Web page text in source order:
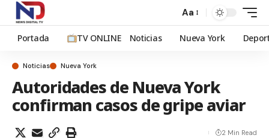
Aa
Portada TV ONLINE Noticias Nueva York
Noticias Nueva York
Autoridades de Nueva York
confirman casos de gripe aviar
2 Min Read